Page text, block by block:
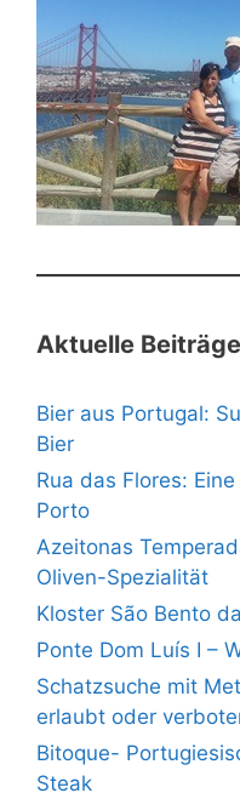
Aktuelle Beiträge
Bier aus Portugal:
Bier
Rua das Flores:
Porto
Azeitonas
Oliven-Spezialität
Kloster São Bento
Ponte Dom Luís I –
Schatzsuche mit
erlaubt oder
Bitoque-
Steak